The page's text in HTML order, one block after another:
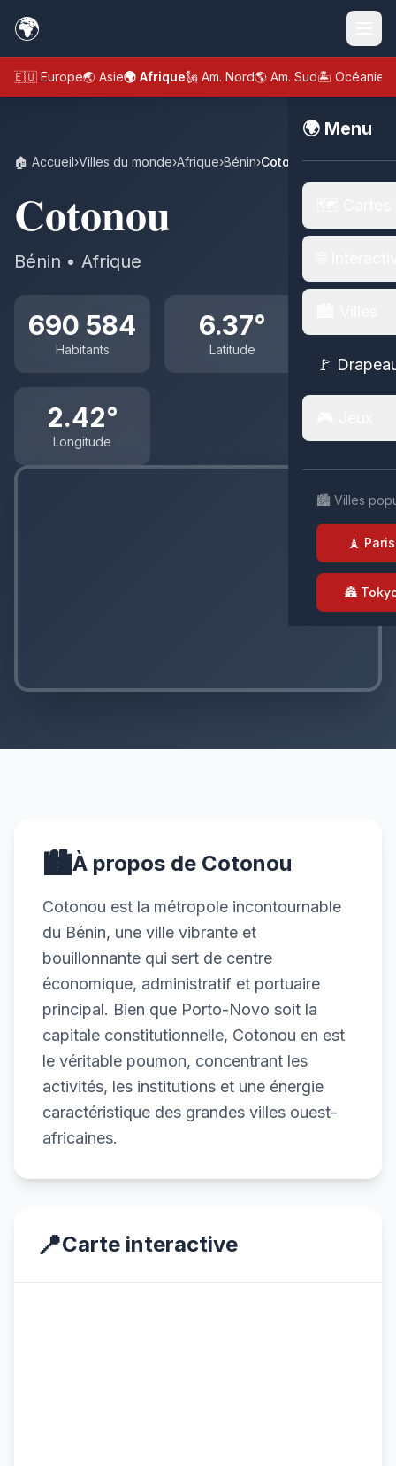
🌍
🇪🇺 Europe🌏 Asie🌍 Afrique🗽 Am. Nord🌎 Am. Sud🏝️ Océanie
🌍 Menu
🚩
🏙️ Villes
🗼 Paris
🏯
🏠 Accueil›Villes du monde›Afrique›Bénin›Cotonou
Cotonou
Bénin • Afrique
690 584
Habitants
6.37°
Latitude
2.42°
Longitude
🏙️À propos de Cotonou
Cotonou est la métropole incontournable
du Bénin, une ville vibrante et
bouillonnante qui sert de centre
économique, administratif et portuaire
principal. Bien que Porto-Novo soit la
capitale constitutionnelle, Cotonou en est
le véritable poumon, concentrant les
activités, les institutions et une énergie
caractéristique des grandes villes ouest-
africaines.
📍Carte interactive